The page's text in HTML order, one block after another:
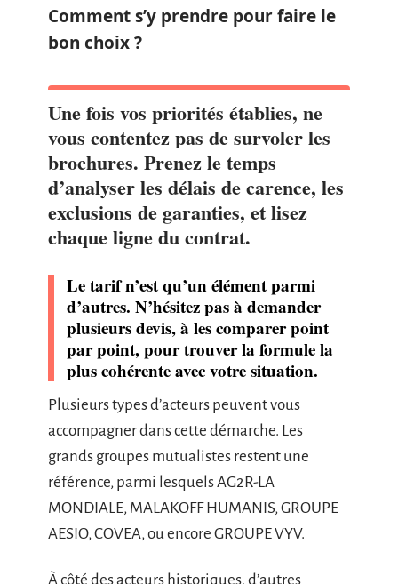
Comment s’y prendre pour faire le
bon choix ?
Une fois vos priorités établies, ne
vous contentez pas de survoler les
brochures. Prenez le temps
d’analyser les délais de carence, les
exclusions de garanties, et lisez
chaque ligne du contrat.
Le tarif n’est qu’un élément parmi
d’autres. N’hésitez pas à demander
plusieurs devis, à les comparer point
par point, pour trouver la formule la
plus cohérente avec votre situation.
Plusieurs types d’acteurs peuvent vous
accompagner dans cette démarche. Les
grands groupes mutualistes restent une
référence, parmi lesquels AG2R-LA
MONDIALE, MALAKOFF HUMANIS, GROUPE
AESIO, COVEA, ou encore GROUPE VYV.
À côté des acteurs historiques, d’autres